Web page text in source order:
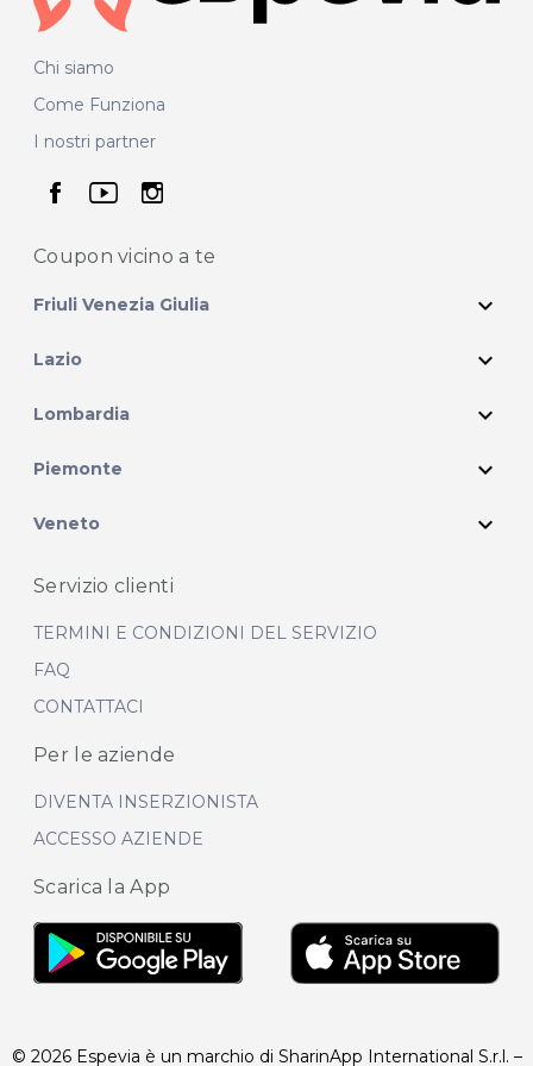
Chi siamo
Come Funziona
I nostri partner
seguici su facebook
seguici su youtube
seguici su instagram
Coupon vicino a te
Friuli Venezia Giulia expand_more
Lazio expand_more
Lombardia expand_more
Piemonte expand_more
Veneto expand_more
Servizio clienti
TERMINI E CONDIZIONI DEL SERVIZIO
FAQ
CONTATTACI
Per le aziende
DIVENTA INSERZIONISTA
ACCESSO AZIENDE
Scarica la App
© 2026 Espevia è un marchio di SharinApp International S.r.l. –